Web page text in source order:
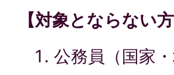
【対象とならない方
公務員（国家